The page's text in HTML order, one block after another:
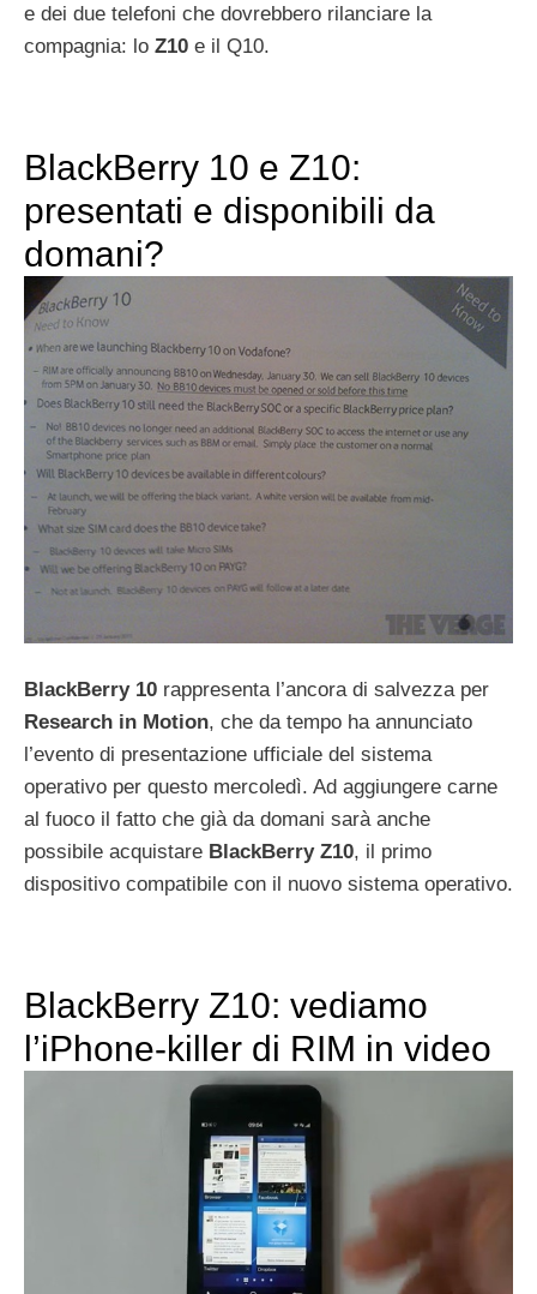
e dei due telefoni che dovrebbero rilanciare la
compagnia: lo Z10 e il Q10.
BlackBerry 10 e Z10:
presentati e disponibili da
domani?
BlackBerry 10 rappresenta l’ancora di salvezza per
Research in Motion, che da tempo ha annunciato
l’evento di presentazione ufficiale del sistema
operativo per questo mercoledì. Ad aggiungere carne
al fuoco il fatto che già da domani sarà anche
possibile acquistare BlackBerry Z10, il primo
dispositivo compatibile con il nuovo sistema operativo.
BlackBerry Z10: vediamo
l’iPhone-killer di RIM in video